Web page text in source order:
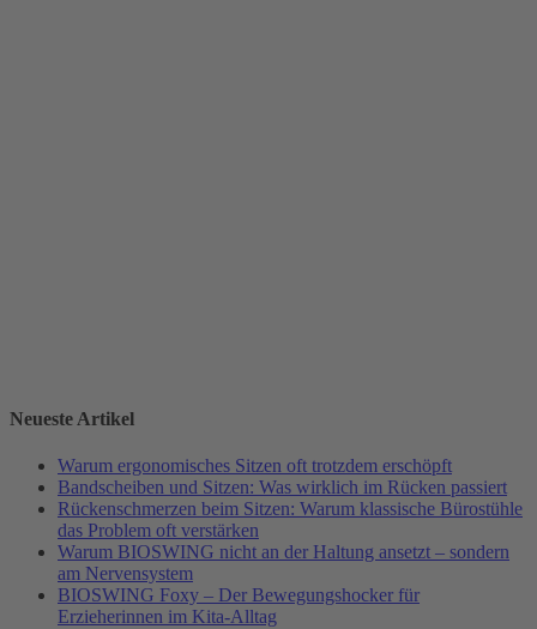
Neueste Artikel
Warum ergonomisches Sitzen oft trotzdem erschöpft
Bandscheiben und Sitzen: Was wirklich im Rücken passiert
Rückenschmerzen beim Sitzen: Warum klassische Bürostühle
das Problem oft verstärken
Warum BIOSWING nicht an der Haltung ansetzt – sondern
am Nervensystem
BIOSWING Foxy – Der Bewegungshocker für
Erzieherinnen im Kita-Alltag